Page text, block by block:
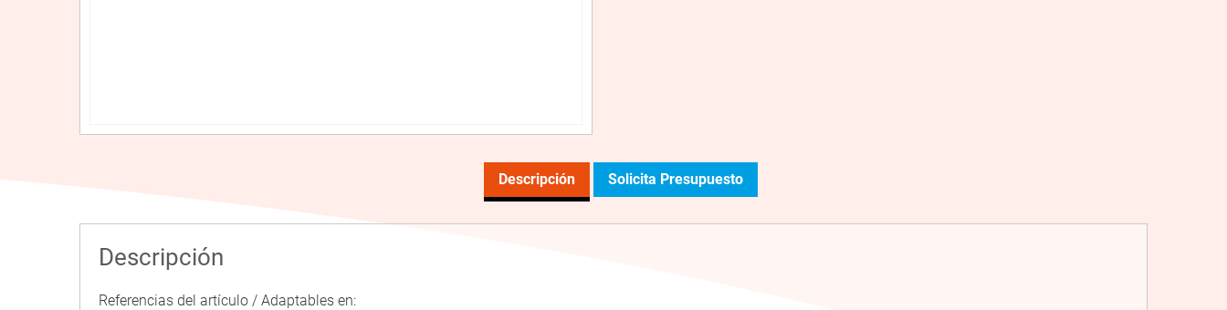
Descripción Solicita Presupuesto
Descripción
Referencias del artículo / Adaptables en: